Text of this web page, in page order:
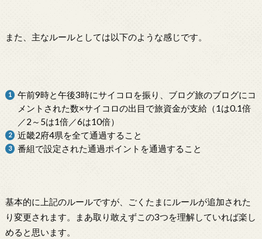
また、主なルールとしては以下のような感じです。
午前9時と午後3時にサイコロを振り、ブログ旅のブログにコ
メントされた数×サイコロの出目で旅資金が支給（1は0.1倍
／2～5は1倍／6は10倍）
近畿2府4県を全て通過すること
番組で設定された通過ポイントを通過すること
基本的に上記のルールですが、ごくたまにルールが追加された
り変更されます。まあ取り敢えずこの3つを理解していれば楽し
めると思います。